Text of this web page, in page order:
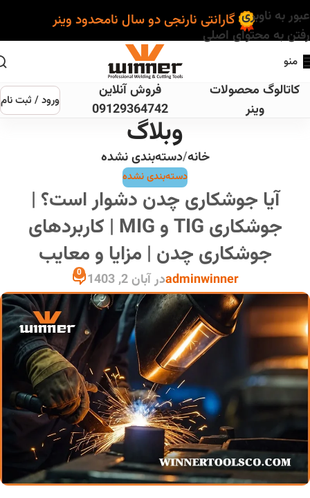
عبور به ناوبری
رفتن به محتوای اصلی
گارانتی نارنجی دو سال نامحدود وینر
منو
کاتالوگ محصولات
وینر
فروش آنلاین
09129364742
ورود / ثبت نام
وبلاگ
خانه دسته‌بندی نشده
دسته‌بندی نشده
آیا جوشکاری چدن دشوار است؟ |
جوشکاری TIG و MIG | کاربردهای
جوشکاری چدن | مزایا و معایب
adminwinnerدر آبان 2, 1403 0